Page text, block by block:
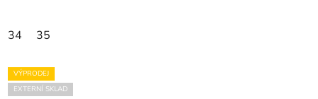
34 35
VÝPRODEJ
EXTERNÍ SKLAD